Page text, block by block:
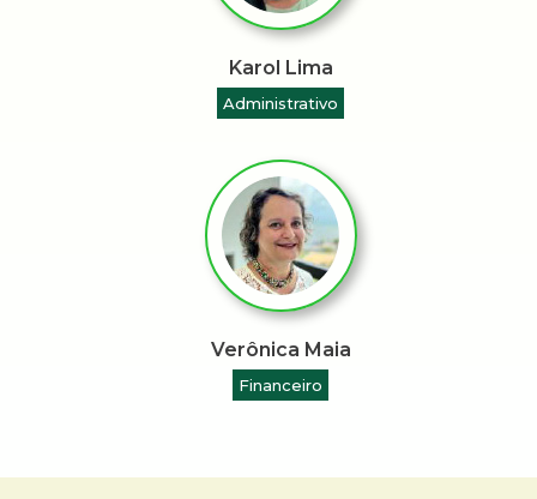
Karol Lima
Administrativo
Verônica Maia
Financeiro